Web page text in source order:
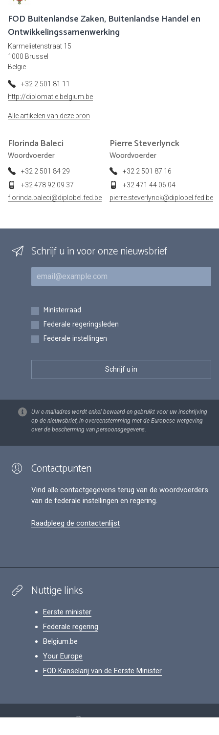
FOD Buitenlandse Zaken, Buitenlandse Handel en
Ontwikkelingssamenwerking
Karmelietenstraat 15
1000 Brussel
België
+32 2 501 81 11
http://diplomatie.belgium.be
Alle artikelen van deze bron
Florinda Baleci
Woordvoerder
+32 2 501 84 29
+32 478 92 09 37
florinda.baleci@diplobel.fed.be
PierreSteverlynck
Woordvoerder
+32 2 501 87 16
+32 471 44 06 04
pierre.steverlynck@diplobel.fed.be
Schrijf u in voor onze nieuwsbrief
E-mail
Inschrijvingen
Ministerraad
Federale regeringsleden
Federale instellingen
Uw e-mailadres wordt enkel bewaard en gebruikt voor uw inschrijving
op de nieuwsbrief, in overeenstemming met de Europese wetgeving
over de bescherming van persoonsgegevens.
Contactpunten
Vind alle contactgegevens terug van de woordvoerders
van de federale instellingen en regering.
Raadpleeg de contactenlijst
Nuttige links
Eerste minister
Federale regering
Belgium.be
Your Europe
FOD Kanselarij van de Eerste Minister
Persoonsgegevens